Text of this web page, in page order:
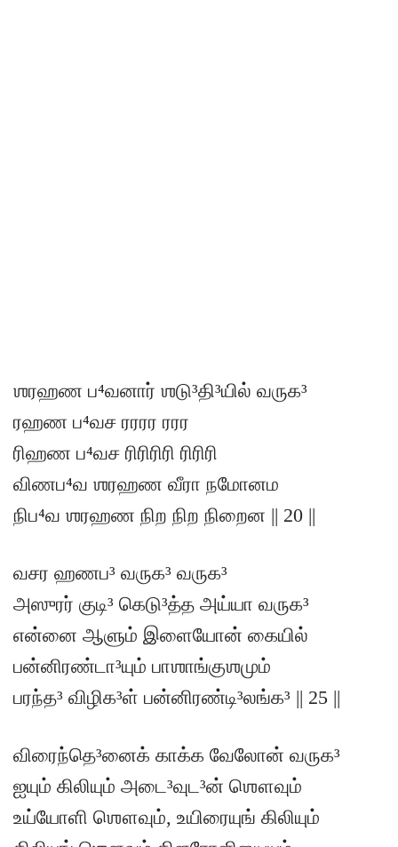
ஶரஹண ப⁴வனார் ஶடு³தி³யில் வருக³
ரஹண ப⁴வச ரரரர ரரர
ரிஹண ப⁴வச ரிரிரிரி ரிரிரி
விணப⁴வ ஶரஹண வீரா நமோனம
நிப⁴வ ஶரஹண நிற நிற நிறைன || 20 ||
வசர ஹணப³ வருக³ வருக³
அஸுரர் குடி³ கெடு³த்த அய்யா வருக³
என்னை ஆளும் இளையோன் கையில்
பன்னிரண்டா³யும் பாஶாங்குஶமும்
பரந்த³ விழிக³ள் பன்னிரண்டி³லங்க³ || 25 ||
விரைந்தெ³னைக் காக்க வேலோன் வருக³
ஐயும் கிலியும் அடை³வுட³ன் ஶௌவும்
உய்யோளி ஶௌவும், உயிரையுங் கிலியும்